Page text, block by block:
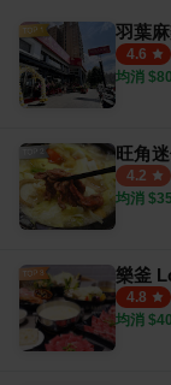
羽葉
4.6
均消 $
旺角
4.2
均消 $
樂釜
4.8
均消 $